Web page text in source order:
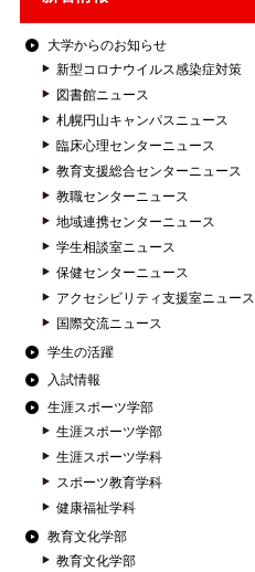
大学からのお知らせ
新型コロナウイルス感染症対策
図書館ニュース
札幌円山キャンパスニュース
臨床心理センターニュース
教育支援総合センターニュース
教職センターニュース
地域連携センターニュース
学生相談室ニュース
保健センターニュース
アクセシビリティ支援室ニュース
国際交流ニュース
学生の活躍
入試情報
生涯スポーツ学部
生涯スポーツ学部
生涯スポーツ学科
スポーツ教育学科
健康福祉学科
教育文化学部
教育文化学部